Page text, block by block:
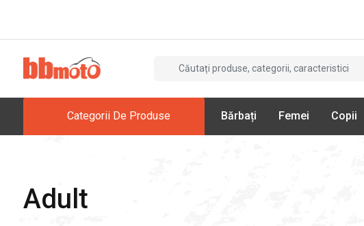
Categorii De Produse Bărbați Femei Copii
Adult